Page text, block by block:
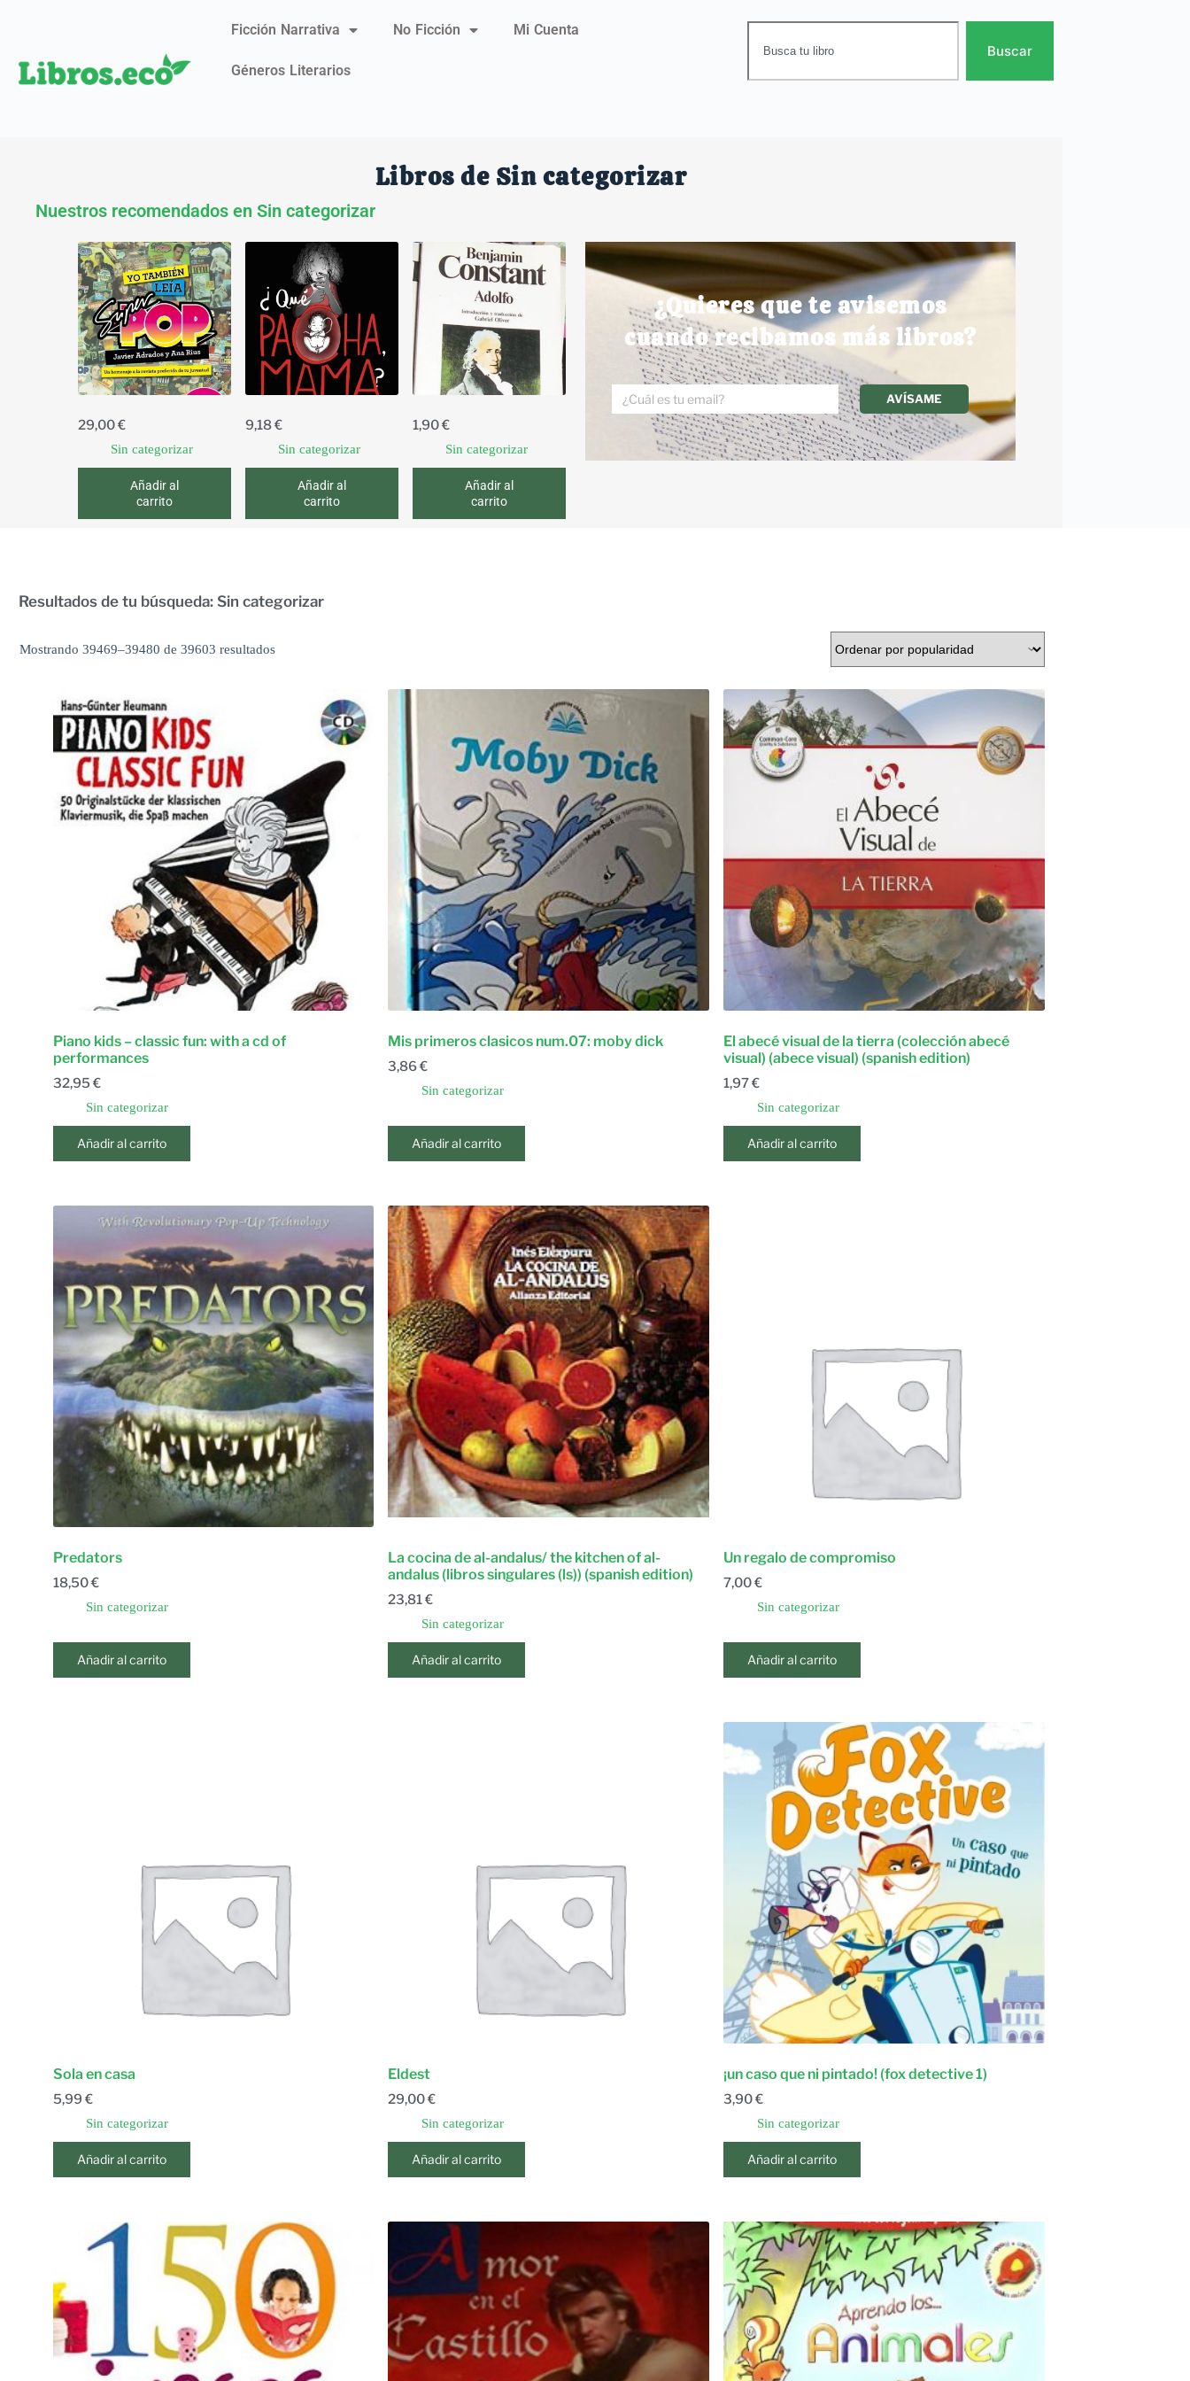
Ficción Narrativa No Ficción Mi Cuenta
Géneros Literarios
Buscar
Libros de Sin categorizar
Nuestros recomendados en Sin categorizar
29,00€
Sin categorizar
Añadir al
carrito
9,18€
Sin categorizar
Añadir al
carrito
1,90€
Sin categorizar
Añadir al
carrito
¿Quieres que te avisemos
cuando recibamos más libros?
AVÍSAME
Resultados de tu búsqueda: Sin categorizar
Mostrando 39469–39480 de 39603 resultados
Piano kids – classic fun: with a cd of
performances
32,95 €
Sin categorizar
Añadir al carrito
Mis primeros clasicos num.07: moby dick
3,86€
Sin categorizar
Añadir al carrito
El abecé visual de la tierra (colección abecé
visual) (abece visual) (spanish edition)
1,97€
Sin categorizar
Añadir al carrito
Predators
18,50€
Sin categorizar
Añadir al carrito
La cocina de al-andalus/ the kitchen of al-
andalus (libros singulares (ls)) (spanish edition)
23,81€
Sin categorizar
Añadir al carrito
Un regalo de compromiso
7,00€
Sin categorizar
Añadir al carrito
Sola en casa
5,99 €
Sin categorizar
Añadir al carrito
Eldest
29,00€
Sin categorizar
Añadir al carrito
¡un caso que ni pintado! (fox detective 1)
3,90€
Sin categorizar
Añadir al carrito